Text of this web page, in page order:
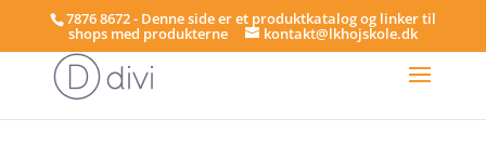
7876 8672 - Denne side er et produktkatalog og linker til
shops med produkterne kontakt@lkhojskole.dk